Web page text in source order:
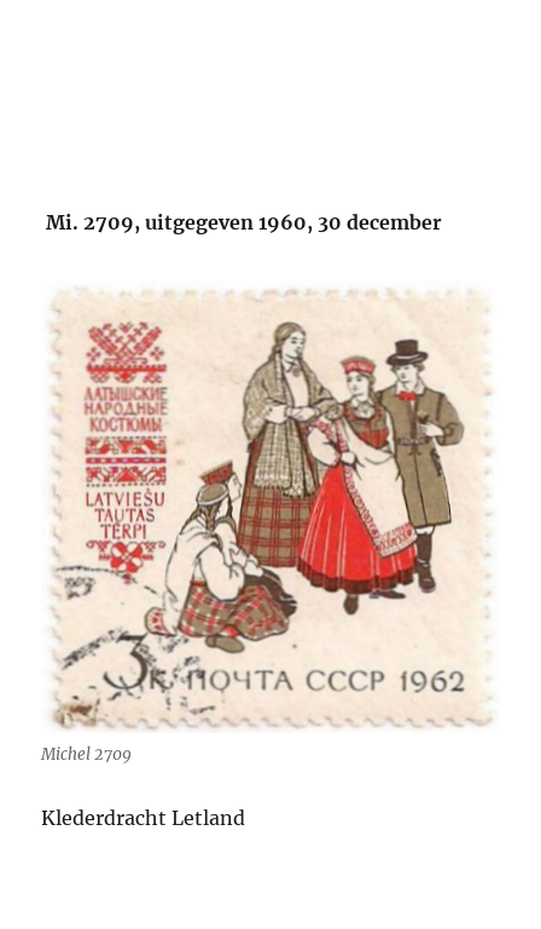
Mi. 2709, uitgegeven 1960, 30 december
Michel 2709
Klederdracht Letland